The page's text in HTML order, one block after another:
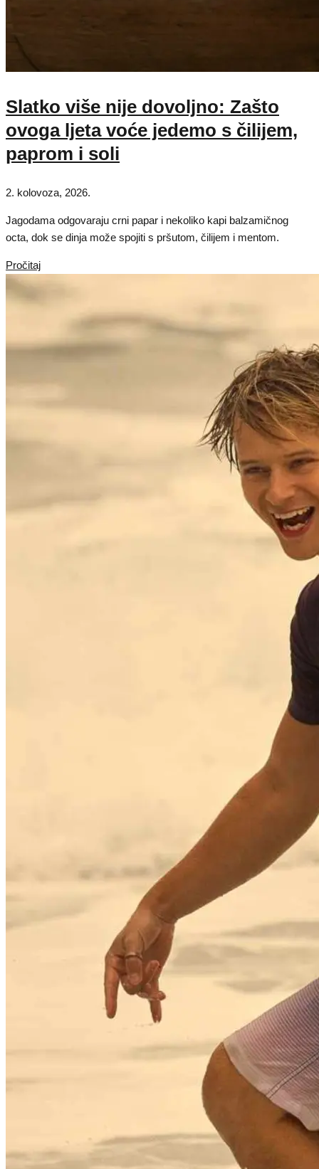
Slatko više nije dovoljno: Zašto
ovoga ljeta voće jedemo s čilijem,
paprom i soli
2. kolovoza, 2026.
Jagodama odgovaraju crni papar i nekoliko kapi balzamičnog
octa, dok se dinja može spojiti s pršutom, čilijem i mentom.
Pročitaj